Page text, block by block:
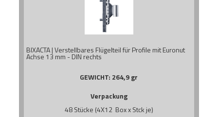
BIXACTA | Verstellbares Flügelteil für Profile mit Euronut
Achse 13 mm - DIN rechts
GEWICHT: 264,9 gr
Verpackung
48 Stücke (4X12 Box x Stck je)